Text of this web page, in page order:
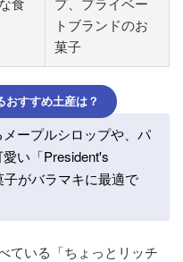
トブランドのお
菓子
すすめ土産は？
ープルシロップや、パ
い「President's
がバラマキに最適で
ている「ちょっとリッチ